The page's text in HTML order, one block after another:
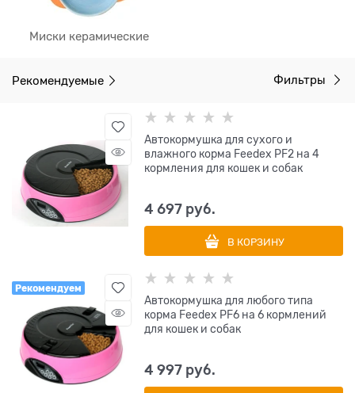
Миски керамические
Рекомендуемые Фильтры
Автокормушка для сухого и
влажного корма Feedex PF2 на 4
кормления для кошек и собак
4 697 руб.
В КОРЗИНУ
Рекомендуем
Автокормушка для любого типа
корма Feedex PF6 на 6 кормлений
для кошек и собак
4 997 руб.